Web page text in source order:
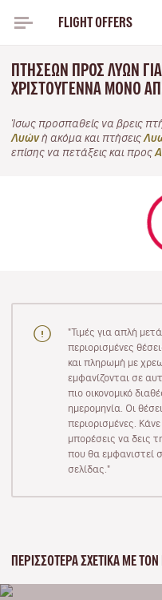
FLIGHT OFFERS
ΠΤΉΣΕΩΝ ΠΡΟΣ ΛΥΏΝ
ΧΡΙΣΤΟΎΓΕΝΝΑ ΜΌΝΟ
Ίσως προσπαθείς να βρεις
Λυώνή ακόμα και πτήσεις
επίσης να πετάξεις και προς
"Τιμές για απλή
περιορισμένες
και πληρωμή με
εμφανίζονται σε
πιο οικονομικό
ημερομηνία. Οι
περιορισμένες.
μπορέσεις να δεις
που θα εμφανιστεί
σελίδας."
ΠΕΡΙΣΣΌΤΕΡΑ ΣΧΕΤΙΚΆ ΜΕ